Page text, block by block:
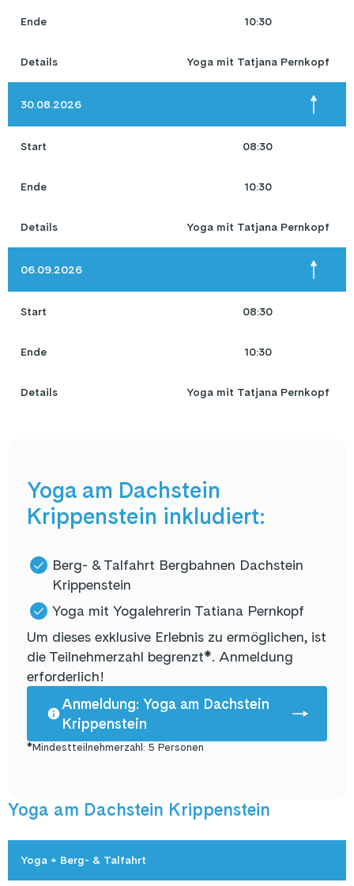
Ende 10:30
Details Yoga mit Tatjana Pernkopf
30.08.2026
Start 08:30
Ende 10:30
Details Yoga mit Tatjana Pernkopf
06.09.2026
Start 08:30
Ende 10:30
Details Yoga mit Tatjana Pernkopf
Yoga am Dachstein
Krippenstein inkludiert:
Berg- & Talfahrt Bergbahnen Dachstein
Krippenstein
Yoga mit Yogalehrerin Tatiana Pernkopf
Um dieses exklusive Erlebnis zu ermöglichen, ist
die Teilnehmerzahl begrenzt*. Anmeldung
erforderlich!
Anmeldung: Yoga am Dachstein
Krippenstein
*Mindestteilnehmerzahl: 5 Personen
Yoga am Dachstein Krippenstein
Yoga + Berg- & Talfahrt